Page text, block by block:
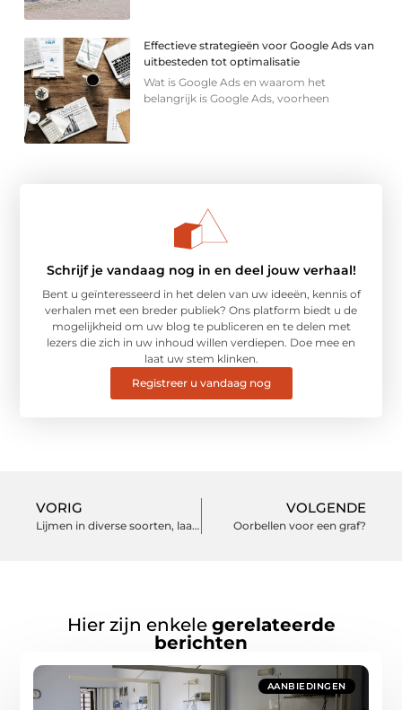
Effectieve strategieën voor Google Ads van
uitbesteden tot optimalisatie
Wat is Google Ads en waarom het
belangrijk is Google Ads, voorheen
Schrijf je vandaag nog in en deel jouw verhaal!
Bent u geïnteresseerd in het delen van uw ideeën, kennis of
verhalen met een breder publiek? Ons platform biedt u de
mogelijkheid om uw blog te publiceren en te delen met
lezers die zich in uw inhoud willen verdiepen. Doe mee en
laat uw stem klinken.
Registreer u vandaag nog
VORIG
Lijmen in diverse soorten, laat je adviseren door spuitlijmconcurrent
VOLGENDE
Oorbellen voor een graf?
Hier zijn enkele gerelateerde
berichten
AANBIEDINGEN